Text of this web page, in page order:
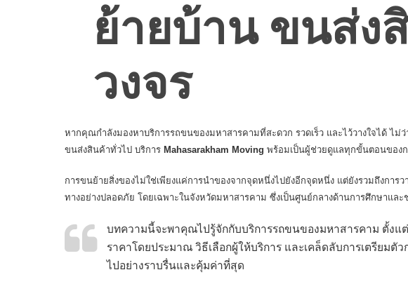
ย้ายบ้าน ขนส่ง
วงจร
หากคุณกำลังมองหาบริการรถขนของมหาสารคามที่สะดวก รวดเร็ว และไว้วางใจได้ ไ
ขนส่งสินค้าทั่วไป บริการ Mahasarakham Moving พร้อมเป็นผู้ช่วยดูแลทุกขั้นตอนของก
การขนย้ายสิ่งของไม่ใช่เพียงแค่การนำของจากจุดหนึ่งไปยังอีกจุดหนึ่ง แต่ยังรวมถึงการ
ทางอย่างปลอดภัย โดยเฉพาะในจังหวัดมหาสารคาม ซึ่งเป็นศูนย์กลางด้านการศึกษาแล
บทความนี้จะพาคุณไปรู้จักกับบริการรถขนของมหาสารคาม ตั้งแ
ราคาโดยประมาณ วิธีเลือกผู้ให้บริการ และเคล็ดลับการเตรียม
ไปอย่างราบรื่นและคุ้มค่าที่สุด